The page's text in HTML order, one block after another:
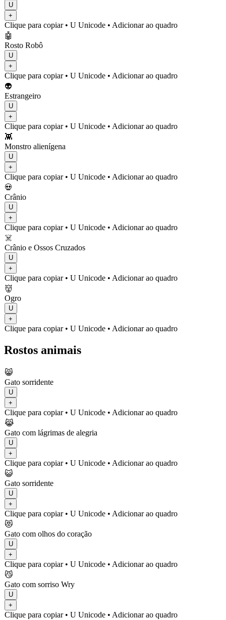
U
+
Clique para copiar• U Unicode • Adicionar ao quadro
🤖
Rosto Robô
U
+
Clique para copiar• U Unicode • Adicionar ao quadro
👽
Estrangeiro
U
+
Clique para copiar• U Unicode • Adicionar ao quadro
👾
Monstro alienígena
U
+
Clique para copiar• U Unicode • Adicionar ao quadro
💀
Crânio
U
+
Clique para copiar• U Unicode • Adicionar ao quadro
☠️
Crânio e Ossos Cruzados
U
+
Clique para copiar• U Unicode • Adicionar ao quadro
👹
Ogro
U
+
Clique para copiar• U Unicode • Adicionar ao quadro
Rostos animais
😸
Gato sorridente
U
+
Clique para copiar• U Unicode • Adicionar ao quadro
😹
Gato com lágrimas de alegria
U
+
Clique para copiar• U Unicode • Adicionar ao quadro
😺
Gato sorridente
U
+
Clique para copiar• U Unicode • Adicionar ao quadro
😻
Gato com olhos do coração
U
+
Clique para copiar• U Unicode • Adicionar ao quadro
😼
Gato com sorriso Wry
U
+
Clique para copiar• U Unicode • Adicionar ao quadro